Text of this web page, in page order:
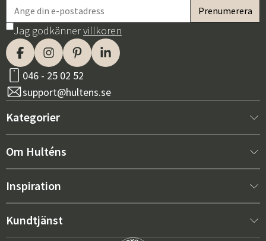
Jag godkännervillkoren
046 - 25 02 52
support@hultens.se
Kategorier
Nytt hos oss
Inredning
Utemöbler
Om Hulténs
Om Hulténs
Säljavdelning
Inspiration
Bästsäljare
Kundtjänst